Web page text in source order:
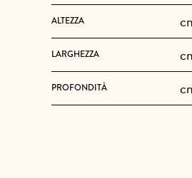
ALTEZZA
LARGHEZZA
PROFONDITÀ